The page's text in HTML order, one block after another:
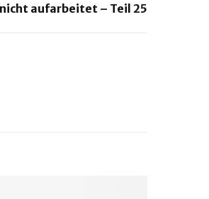
aufarbeitet – Teil 25